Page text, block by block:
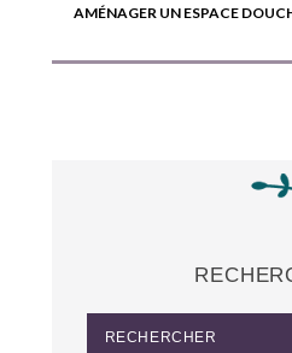
AMÉNAGER UN ESPACE